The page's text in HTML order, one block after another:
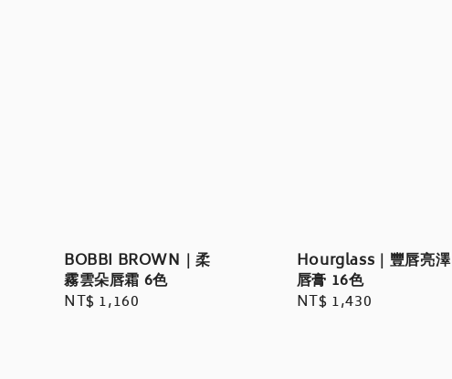
BOBBI BROWN｜柔
霧雲朵唇霜 6色
Regular
NT$ 1,160
Hourglass｜豐唇亮澤
唇膏 16色
Regular
NT$ 1,430